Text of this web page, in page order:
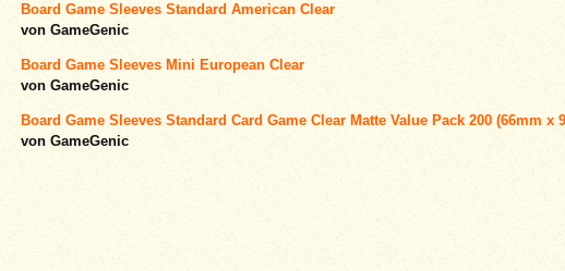
Board Game Sleeves Standard American Clear
von GameGenic
Board Game Sleeves Mini European Clear
von GameGenic
Board Game Sleeves Standard Card Game Clear Matte Value Pack 200 (66mm x
von GameGenic